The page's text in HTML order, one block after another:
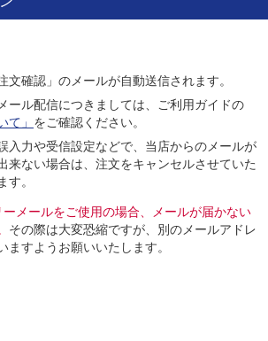
文確認」のメールが自動送信されます。
ール配信につきましては、ご利用ガイドの
て」 をご確認ください。
入力や受信設定などで、当店からのメールが
来ない場合は、注文をキャンセルさせていた
す。
メールをご使用の場合、メールが届かない
その際は大変恐縮ですが、別のメールアドレ
ますようお願いいたします。